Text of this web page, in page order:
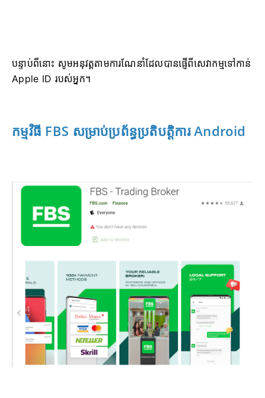
បន្ទាប់ពីនោះ សូមអនុវត្តតាមការណែនាំដែលបានផ្ញើពីសេវាកម្មទៅកាន់
Apple ID របស់អ្នក។
កម្មវិធី FBS សម្រាប់ប្រព័ន្ធប្រតិបត្តិការ Android